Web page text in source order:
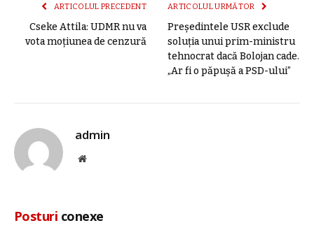
ARTICOLUL PRECEDENT
Cseke Attila: UDMR nu va
vota moțiunea de cenzură
ARTICOLUL URMĂTOR
Președintele USR exclude
soluția unui prim-ministru
tehnocrat dacă Bolojan cade.
„Ar fi o păpușă a PSD-ului”
admin
Site
Posturi conexe